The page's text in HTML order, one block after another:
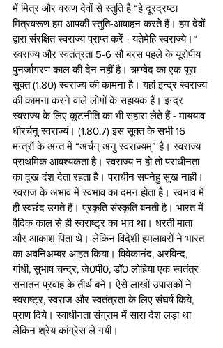
में मित्र और वरूण देवों से स्तुति है “हे दूरद्रष्टा
मित्रवरूण हम आपकी स्तुति-आवाहन करते हैं। हम देवों
द्वारा संरक्षित स्वराज्य प्राप्त करें - यतेमेहि स्वराज्ये।”
स्वराज्य और स्वतंत्रता 5-6 सौ बरस पहले के यूरोपीय
पुनर्जागरण काल की देन नहीं है। ऋग्वेद का एक पूरा
सूक्त (1.80) स्वराज्य की कामना है। यहां इन्द्र स्वराज्य
की कामना करने वाले लोगों के सहायक हैं। इन्द्र
स्वराज्य के लिए कूटनीति का भी सहारा लेते हैं - माययाव
धीरर्चनु स्वराज्यं। (1.80.7) इस सूक्त के सभी 16
मन्त्रों के अन्त में “अर्चन् अनु स्वराज्यम्” है। स्वराज्य
प्राथमिक आवश्यकता है। स्वराज्य न हो तो पराधीनता
का दुख दंश देता रहता है। पराधीन सपनेहु सुख नाही।
स्वराज के अभाव में स्वभाव का दमन होता है। स्वभाव में
ही स्वछंद उगते हैं। प्रकृति संस्कृति बनती है। भारत में
वैदिक काल से ही स्वराष्ट्र का भाव था। धरती माता
और आकाश पिता थे। लेकिन विदेशी हमलावरों ने भारत
का अवनिअम्बर आहत किया। विवेकानंद, अरविन्द,
गांधी, सुभाष चन्द्र, जे0पी0, डॉ0 लोहिया एक स्वतंत्र
सनातन प्रवाह के तीर्थ बने। ऐसे लाखों उपासकों ने
स्वराष्ट्र, स्वराज और स्वतंत्रता के लिए संघर्ष किये,
प्राण दिये। स्वाधीनता संग्राम में सारा देश लड़ा था
लेकिन श्रेय कांग्रेस ले गयी।